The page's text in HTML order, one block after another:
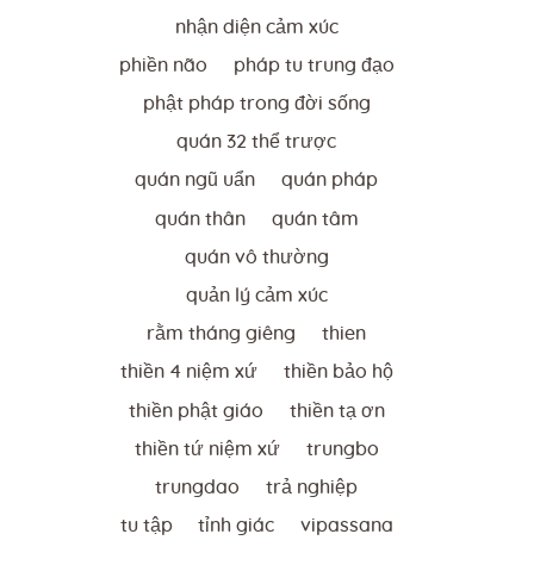
nhận diện cảm xúc
phiền não pháp tu trung đạo
phật pháp trong đời sống
quán 32 thể trược
quán ngũ uẩn quán pháp
quán thân quán tâm
quán vô thường
quản lý cảm xúc
rằm tháng giêng thien
thiền 4 niệm xứ thiền bảo hộ
thiền phật giáo thiền tạ ơn
thiền tứ niệm xứ trungbo
trungdao trả nghiệp
tu tập tỉnh giác vipassana